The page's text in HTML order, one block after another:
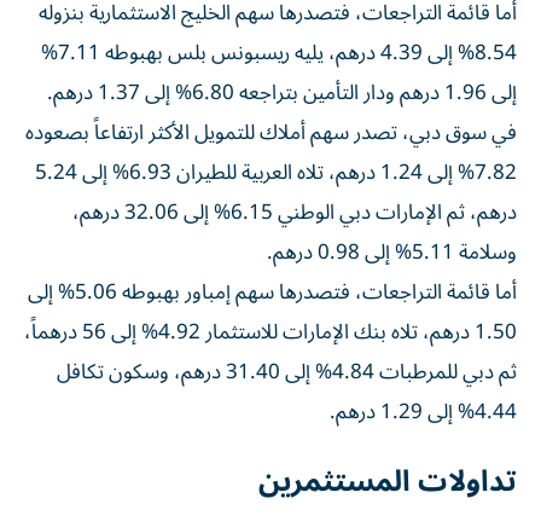
أما قائمة التراجعات، فتصدرها سهم الخليج الاستثمارية بنزوله
8.54% إلى 4.39 درهم، يليه ريسبونس بلس بهبوطه 7.11%
إلى 1.96 درهم ودار التأمين بتراجعه 6.80% إلى 1.37 درهم.
في سوق دبي، تصدر سهم أملاك للتمويل الأكثر ارتفاعاً بصعوده
7.82% إلى 1.24 درهم، تلاه العربية للطيران 6.93% إلى 5.24
درهم، ثم الإمارات دبي الوطني 6.15% إلى 32.06 درهم،
وسلامة 5.11% إلى 0.98 درهم.
أما قائمة التراجعات، فتصدرها سهم إمباور بهبوطه 5.06% إلى
1.50 درهم، تلاه بنك الإمارات للاستثمار 4.92% إلى 56 درهماً،
ثم دبي للمرطبات 4.84% إلى 31.40 درهم، وسكون تكافل
4.44% إلى 1.29 درهم.
تداولات المستثمرين